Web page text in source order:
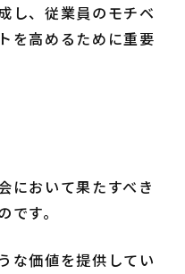
し、従業員のモチベ
を高めるために重要
において果たすべき
す。
な価値を提供してい